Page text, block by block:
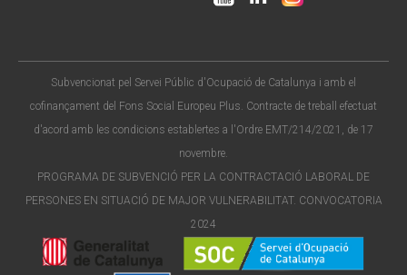
Subvencionat pel Servei Públic d'Ocupació de Catalunya i amb el
cofinançament del Fons Social Europeu Plus. Contracte de treball efectuat
d'acord amb les condicions establertes a l'Ordre EMT/214/2021, de 17
novembre.
PROGRAMA DE SUBVENCIÓ PER LA CONTRACTACIÓ LABORAL DE
PERSONES EN SITUACIÓ DE MAJOR VULNERABILITAT. CONVOCATORIA
2024